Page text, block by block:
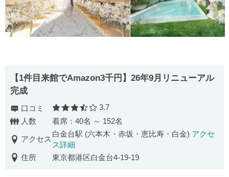
【1件目来館でAmazon3千円】26年9月リニューアル
完成
口コミ 口コミ評価
3.7
人数
着席：40名 ～ 152名
アクセス
白金台駅 (六本木・赤坂・恵比寿・白金) アクセ
ス詳細
住所
東京都港区白金台4-19-19